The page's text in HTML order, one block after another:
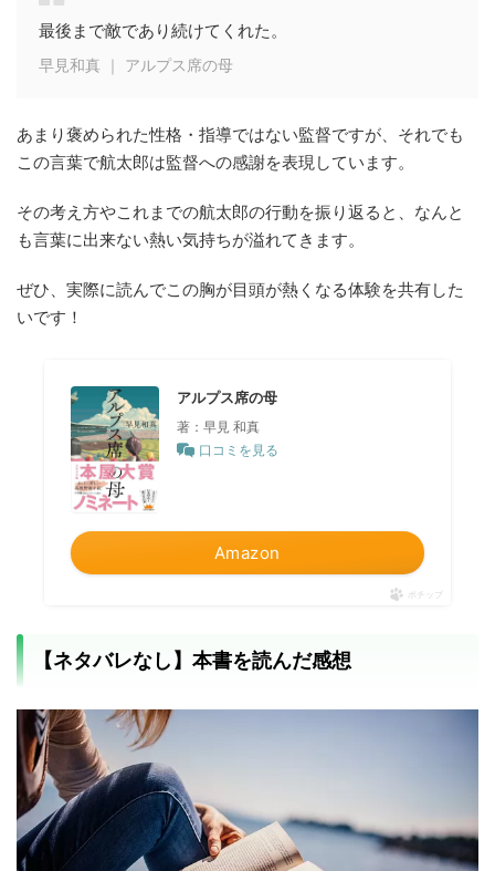
最後まで敵であり続けてくれた。
早見和真 ｜ アルプス席の母
あまり褒められた性格・指導ではない監督ですが、それでも
この言葉で航太郎は監督への感謝を表現しています。
その考え方やこれまでの航太郎の行動を振り返ると、なんと
も言葉に出来ない熱い気持ちが溢れてきます。
ぜひ、実際に読んでこの胸が目頭が熱くなる体験を共有した
いです！
アルプス席の母
著：早見 和真
口コミを見る
Amazon
ポチップ
【ネタバレなし】本書を読んだ感想